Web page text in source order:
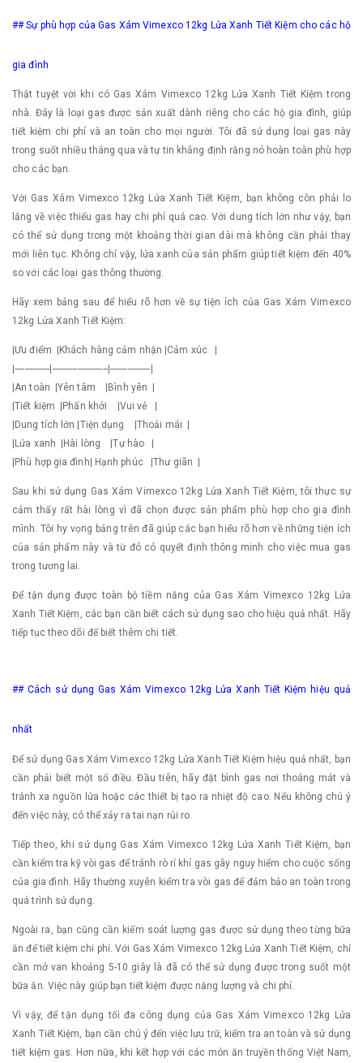
## Sự phù hợp của Gas Xám Vimexco 12kg Lửa Xanh Tiết Kiệm cho các hộ
gia đình
Thật tuyệt vời khi có Gas Xám Vimexco 12kg Lửa Xanh Tiết Kiệm trong
nhà. Đây là loại gas được sản xuất dành riêng cho các hộ gia đình, giúp
tiết kiệm chi phí và an toàn cho mọi người. Tôi đã sử dụng loại gas này
trong suốt nhiều tháng qua và tự tin khẳng định rằng nó hoàn toàn phù hợp
cho các bạn.
Với Gas Xám Vimexco 12kg Lửa Xanh Tiết Kiệm, bạn không còn phải lo
lắng về việc thiếu gas hay chi phí quá cao. Với dung tích lớn như vậy, bạn
có thể sử dụng trong một khoảng thời gian dài mà không cần phải thay
mới liên tục. Không chỉ vậy, lửa xanh của sản phẩm giúp tiết kiệm đến 40%
so với các loại gas thông thường.
Hãy xem bảng sau để hiểu rõ hơn về sự tiện ích của Gas Xám Vimexco
12kg Lửa Xanh Tiết Kiệm:
|Ưu điểm |Khách hàng cảm nhận |Cảm xúc |
|--------------|----------------------|----------------|
|An toàn |Yên tâm |Bình yên |
|Tiết kiệm |Phấn khởi |Vui vẻ |
|Dung tích lớn |Tiện dụng |Thoải mái |
|Lửa xanh |Hài lòng |Tự hào |
|Phù hợp gia đình| Hạnh phúc |Thư giãn |
Sau khi sử dụng Gas Xám Vimexco 12kg Lửa Xanh Tiết Kiệm, tôi thực sự
cảm thấy rất hài lòng vì đã chọn được sản phẩm phù hợp cho gia đình
mình. Tôi hy vọng bảng trên đã giúp các bạn hiểu rõ hơn về những tiện ích
của sản phẩm này và từ đó có quyết định thông minh cho việc mua gas
trong tương lai.
Để tận dụng được toàn bộ tiềm năng của Gas Xám Vimexco 12kg Lửa
Xanh Tiết Kiệm, các bạn cần biết cách sử dụng sao cho hiệu quả nhất. Hãy
tiếp tục theo dõi để biết thêm chi tiết.
## Cách sử dụng Gas Xám Vimexco 12kg Lửa Xanh Tiết Kiệm hiệu quả
nhất
Để sử dụng Gas Xám Vimexco 12kg Lửa Xanh Tiết Kiệm hiệu quả nhất, bạn
cần phải biết một số điều. Đầu tiên, hãy đặt bình gas nơi thoáng mát và
tránh xa nguồn lửa hoặc các thiết bị tạo ra nhiệt độ cao. Nếu không chú ý
đến việc này, có thể xảy ra tai nạn rủi ro.
Tiếp theo, khi sử dụng Gas Xám Vimexco 12kg Lửa Xanh Tiết Kiệm, bạn
cần kiểm tra kỹ vòi gas để tránh rò rỉ khí gas gây nguy hiểm cho cuộc sống
của gia đình. Hãy thường xuyên kiểm tra vòi gas để đảm bảo an toàn trong
quá trình sử dụng.
Ngoài ra, bạn cũng cần kiểm soát lượng gas được sử dụng theo từng bữa
ăn để tiết kiệm chi phí. Với Gas Xám Vimexco 12kg Lửa Xanh Tiết Kiệm, chỉ
cần mở van khoảng 5-10 giây là đã có thể sử dụng được trong suốt một
bữa ăn. Việc này giúp bạn tiết kiệm được năng lượng và chi phí.
Vì vậy, để tận dụng tối đa công dụng của Gas Xám Vimexco 12kg Lửa
Xanh Tiết Kiệm, bạn cần chú ý đến việc lưu trữ, kiểm tra an toàn và sử dụng
tiết kiệm gas. Hơn nữa, khi kết hợp với các món ăn truyền thống Việt Nam,